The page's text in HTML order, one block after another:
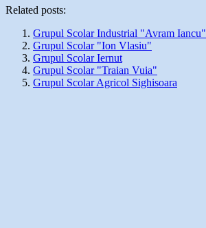
Related posts:
Grupul Scolar Industrial "Avram Iancu"
Grupul Scolar "Ion Vlasiu"
Grupul Scolar Iernut
Grupul Scolar "Traian Vuia"
Grupul Scolar Agricol Sighisoara